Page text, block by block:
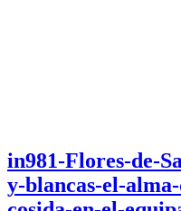
in981-Flores-de-
y-blancas-el-